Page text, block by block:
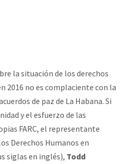
la situación de los derechos
2016 no es complaciente con la
de paz de La Habana. Si
y el esfuerzo de las
FARC, el representante
Derechos Humanos en
siglas en inglés), Todd